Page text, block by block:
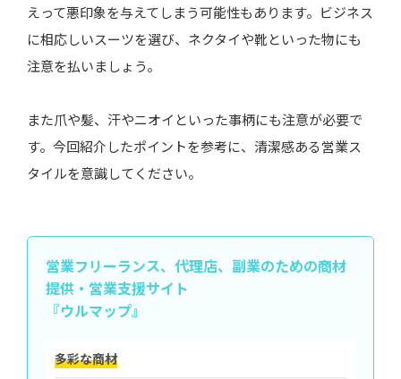
えって悪印象を与えてしまう可能性もあります。ビジネス
に相応しいスーツを選び、ネクタイや靴といった物にも
注意を払いましょう。
また爪や髪、汗やニオイといった事柄にも注意が必要で
す。今回紹介したポイントを参考に、清潔感ある営業ス
タイルを意識してください。
営業フリーランス、代理店、副業のための商材
提供・営業支援サイト
『ウルマップ』
多彩な商材